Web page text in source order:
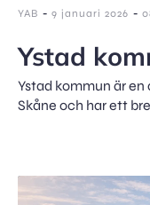
YAB - 9 januari 2026 -
Ystad
Ystad kommun är
Skåne och har ett